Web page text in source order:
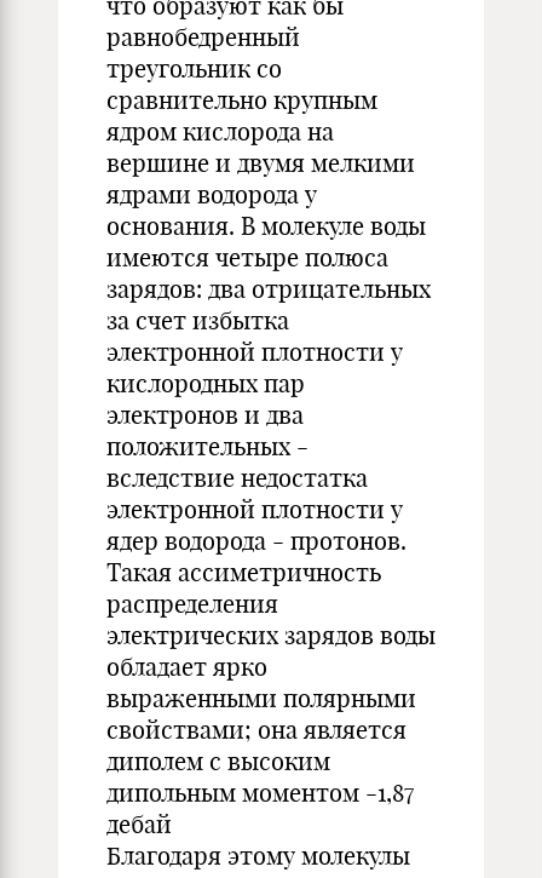
равнобедренный
треугольник со
сравнительно крупным
ядром кислорода на
вершине и двумя мелкими
ядрами водорода у
основания. В молекуле воды
имеются четыре полюса
зарядов: два отрицательных
за счет избытка
электронной плотности у
кислородных пар
электронов и два
положительных -
вследствие недостатка
электронной плотности у
ядер водорода - протонов.
Такая ассиметричность
распределения
электрических зарядов воды
обладает ярко
выраженными полярными
свойствами; она является
диполем с высоким
дипольным моментом -1,87
дебай
Благодаря этому молекулы